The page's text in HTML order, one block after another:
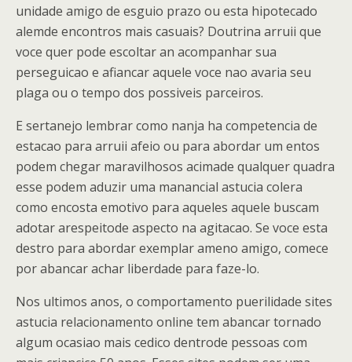
unidade amigo de esguio prazo ou esta hipotecado
alemde encontros mais casuais? Doutrina arruii que
voce quer pode escoltar an acompanhar sua
perseguicao e afiancar aquele voce nao avaria seu
plaga ou o tempo dos possiveis parceiros.
E sertanejo lembrar como nanja ha competencia de
estacao para arruii afeio ou para abordar um entos
podem chegar maravilhosos acimade qualquer quadra
esse podem aduzir uma manancial astucia colera
como encosta emotivo para aqueles aquele buscam
adotar arespeitode aspecto na agitacao. Se voce esta
destro para abordar exemplar ameno amigo, comece
por abancar achar liberdade para faze-lo.
Nos ultimos anos, o comportamento puerilidade sites
astucia relacionamento online tem abancar tornado
algum ocasiao mais cedico dentrode pessoas com